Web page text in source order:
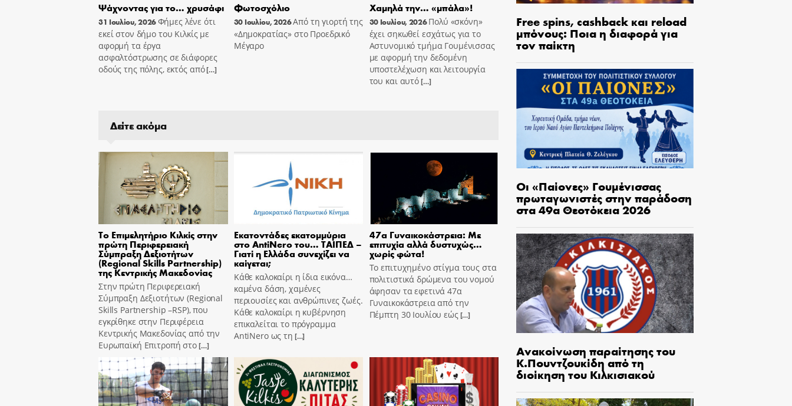
Ψάχνοντας για το… χρυσάφι
31 Ιουλίου, 2026Φήμες λένε ότι
εκεί στον δήμο του Κιλκίς με
αφορμή τα έργα
ασφαλτόστρωσης σε διάφορες
οδούς της πόλης, εκτός από[…]
Φωτοσχόλιο
30 Ιουλίου, 2026Από τη γιορτή της
«Δημοκρατίας» στο Προεδρικό
Μέγαρο
Χαμηλά την… «μπάλα»!
30 Ιουλίου, 2026Πολύ «σκόνη»
έχει σηκωθεί εσχάτως για το
Αστυνομικό τμήμα Γουμένισσας
με αφορμή την δεδομένη
υποστελέχωση και λειτουργία
του και αυτό[…]
Δείτε ακόμα
Το Επιμελητήριο Κιλκίς στην
πρώτη Περιφερειακή
Σύμπραξη Δεξιοτήτων
(Regional Skills Partnership)
της Κεντρικής Μακεδονίας
Στην πρώτη Περιφερειακή
Σύμπραξη Δεξιοτήτων (Regional
Skills Partnership –RSP), που
εγκρίθηκε στην Περιφέρεια
Κεντρικής Μακεδονίας από την
Ευρωπαϊκή Επιτροπή στο[…]
Εκατοντάδες εκατομμύρια
στο AntiNero του… ΤΑΙΠΕΔ –
Γιατί η Ελλάδα συνεχίζει να
καίγεται;
Κάθε καλοκαίρι η ίδια εικόνα…
καμένα δάση, χαμένες
περιουσίες και ανθρώπινες ζωές.
Κάθε καλοκαίρι η κυβέρνηση
επικαλείται το πρόγραμμα
AntiNero ως τη […]
47α Γυναικοκάστρεια: Με
επιτυχία αλλά δυστυχώς…
χωρίς φώτα!
Το επιτυχημένο στίγμα τους στα
πολιτιστικά δρώμενα του νομού
άφησαν τα εφετινά 47α
Γυναικοκάστρεια από την
Πέμπτη 30 Ιουλίου εώς[…]
Free spins, cashback και reload
μπόνους: Ποια η διαφορά για
τον παίκτη
Οι «Παίονες» Γουμένισσας
πρωταγωνιστές στην παράδοση
στα 49α Θεοτόκεια 2026
Ανακοίνωση παραίτησης του
Κ.Πουντζουκίδη από τη
διοίκηση του Κιλκισιακού